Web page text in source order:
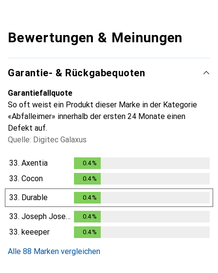
Bewertungen & Meinungen
Garantie- & Rückgabequoten
Garantiefallquote
So oft weist ein Produkt dieser Marke in der Kategorie
«Abfalleimer» innerhalb der ersten 24 Monate einen
Defekt auf.
Quelle: Digitec Galaxus
33. Axentia 0.4%
33. Cocon 0.4%
33. Durable 0.4%
33. Joseph Joseph 0.4%
33. keeeper 0.4%
Alle 88 Marken vergleichen